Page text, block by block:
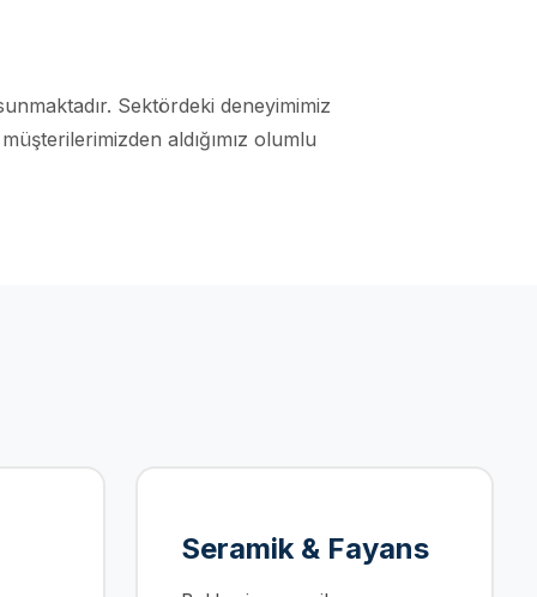
Sektördeki deneyimimiz
aldığımız olumlu
Seramik & Fayans